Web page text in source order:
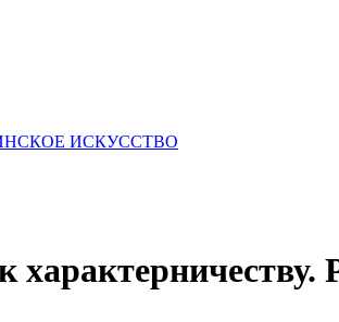
ИСКУССТВО